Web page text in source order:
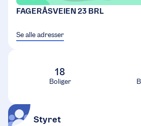
FAGERÅSVEIEN 23 BRL
Se alle adresser
18
Boliger
Styret